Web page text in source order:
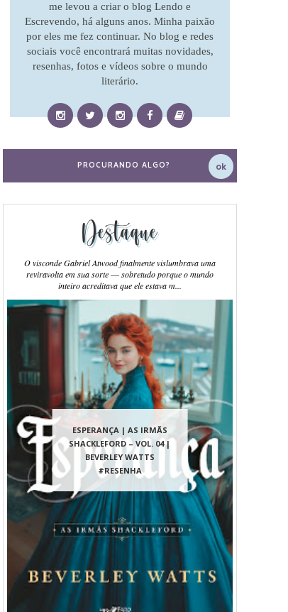
me levou a criar o blog Lendo e
Escrevendo, há alguns anos. Minha paixão
por eles me fez continuar. No blog e redes
sociais você encontrará muitas novidades,
resenhas, fotos e vídeos sobre o mundo
literário.
Destaque
ESPERANÇA | AS IRMÃS
SHACKLEFORD – VOL. 04 |
BEVERLEY WATTS
#RESENHA
O visconde Gabriel Atwood finalmente vislumbrava uma
reviravolta em sua sorte ― sobretudo porque o mundo
inteiro acreditava que ele estava m...